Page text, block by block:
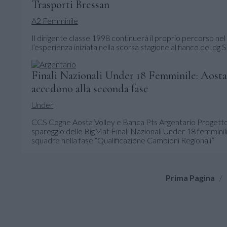
Trasporti Bressan
A2 Femminile
Il dirigente classe 1998 continuerà il proprio percorso
l’esperienza iniziata nella scorsa stagione al fianco del dg
Finali Nazionali Under 18 Femminile:
accedono alla seconda fase
Under
CCS Cogne Aosta Volley e Banca Pts Argentario
spareggio delle BigMat Finali Nazionali Under 18
squadre nella fase “Qualificazione Campioni Regionali”
Prima Pagina /